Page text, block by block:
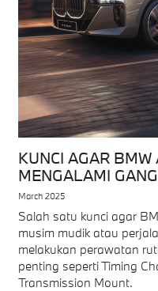
KUNCI AGAR
MENGALAMI
March 2025
Salah satu kunci agar
musim mudik atau
melakukan perawatan
penting seperti Timing
Transmission Mount.